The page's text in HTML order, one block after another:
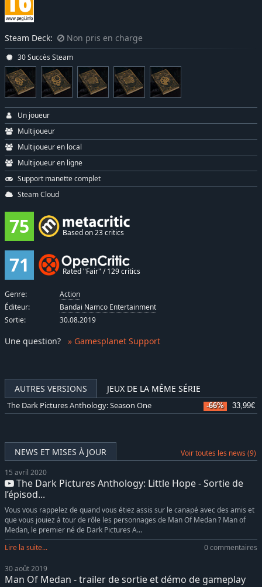
AUTRES VERSIONS JEUX DE LA MÊME SÉRIE
The Dark Pictures Anthology: Season One -66% 33,99€
NEWS ET MISES À JOUR Voir toutes les news (9)
15 avril 2020
The Dark Pictures Anthology: Little Hope - Sortie de
l’épisod...
Vous vous rappelez de quand vous étiez assis sur le canapé avec des amis et
que vous jouiez à tour de rôle les personnages de Man Of Medan ? Man of
Medan, le premier né de Dark Pictures A...
Lire la suite...
0 commentaires
30 août 2019
Man Of Medan - trailer de sortie et démo de gameplay
Steam Deck: Non pris en charge
30 Succès Steam
Un joueur
Multijoueur
Multijoueur en local
Multijoueur en ligne
Support manette complet
Steam Cloud
75 Based on 23 critics
71 Rated "Fair" / 129 critics
Genre:
Action
Éditeur:
Bandai Namco Entertainment
Sortie:
30.08.2019
Une question? » Gamesplanet Support